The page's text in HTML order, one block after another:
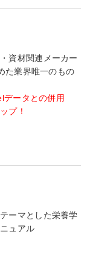
資材関連メーカー
た業界唯一のもの
データとの併用
プ！
ーマとした栄養学
ュアル